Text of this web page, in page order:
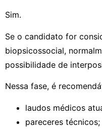
Sim.
Se o candidato for
biopsicossocial,
possibilidade de
Nessa fase, é
laudos médicos
pareceres técnicos;